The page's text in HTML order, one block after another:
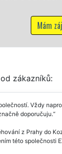
zákazníků:
Vždy
doporučuju.
z Prahy do
této společnosti